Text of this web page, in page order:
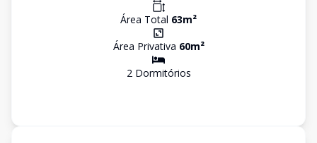
Área Total 63m²
Área Privativa 60m²
2Dormitórios